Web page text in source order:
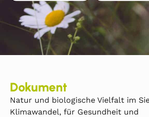
Dokument
Natur und biologische Vielfalt im
Klimawandel, für Gesundheit und